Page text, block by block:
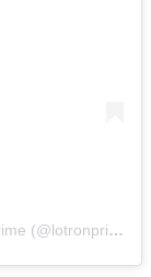
A post shared by The Lord of the Rings on Prime (@lotronprime)